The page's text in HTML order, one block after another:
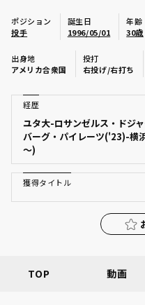
順位表･成績
1軍公式戦
ファーム東地区
ファーム中地区
ファーム西地区
選手名鑑トップ
東北楽天ゴール
埼玉西武ライオ
千葉ロッテマリ
オリックス・バ
設定
ポジション
投手
誕生日
1996/05/01
年齢
30歳
出身地
アメリカ合衆国
投打
右投げ/右打ち
経歴
ユタ大-ロサンゼルス・ドジ
バーグ・パイレーツ('23)-
～)
獲得タイトル
TOP 動画